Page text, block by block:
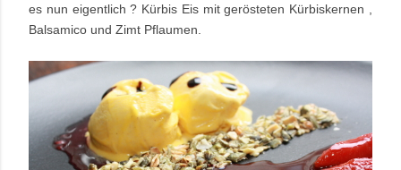
es nun eigentlich ? Kürbis Eis mit gerösteten Kürbiskernen ,
Balsamico und Zimt Pflaumen.